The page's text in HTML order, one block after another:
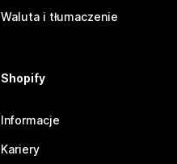
Waluta i tłumaczenie
Shopify
Informacje
Kariery